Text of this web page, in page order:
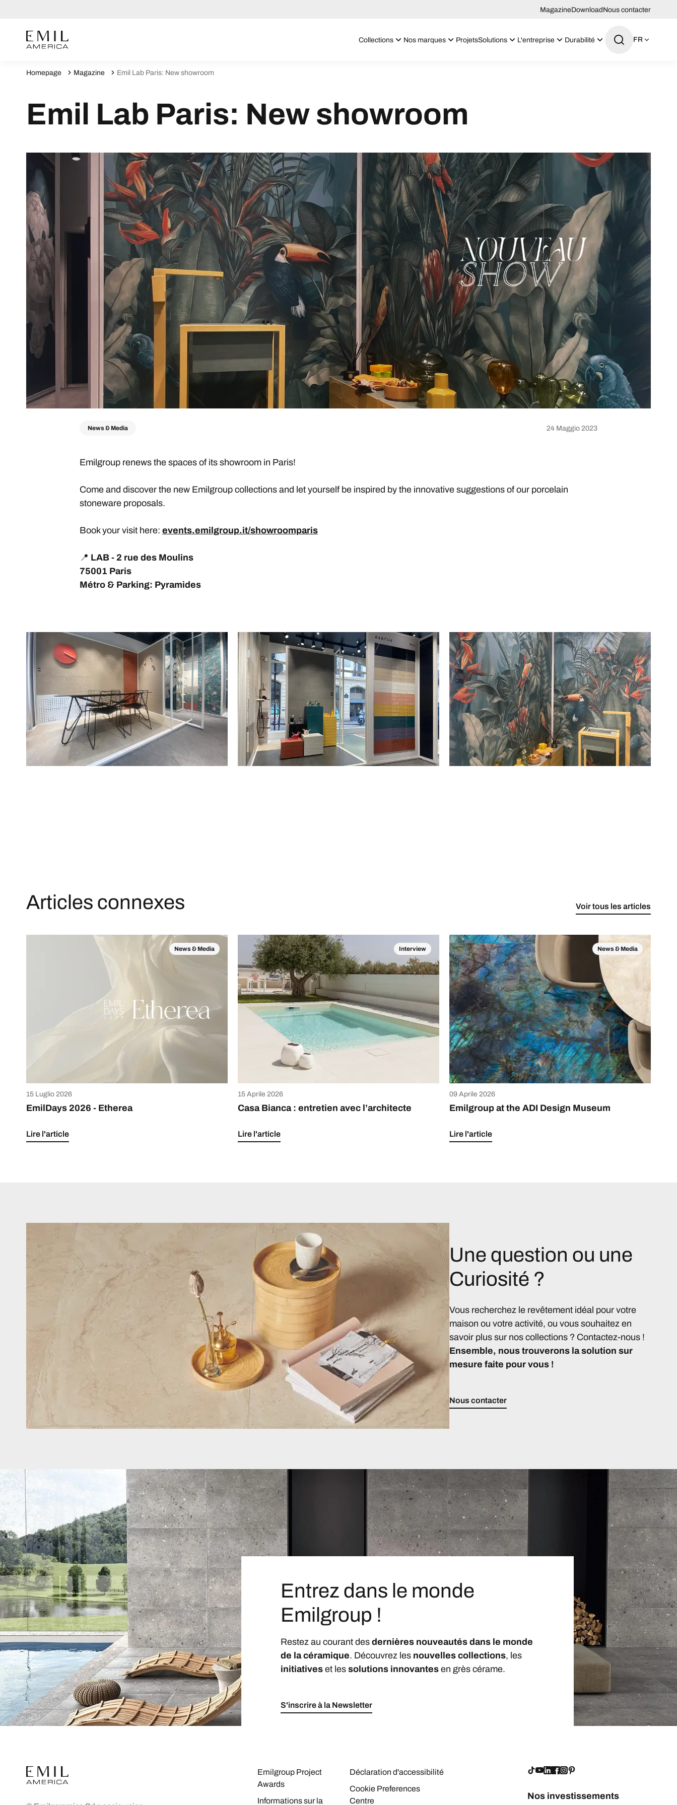
MagazineDownloadNous contacter
Collections Nos marques ProjetsSolutions L'entreprise Durabilité FR
Homepage Magazine Emil Lab Paris: New showroom
Emil Lab Paris: New showroom
News & Media 24 Maggio 2023
Emilgroup renews the spaces of its showroom in Paris!
Come and discover the new Emilgroup collections and let yourself be inspired by the innovative suggestions of our porcelain
stoneware proposals.
Book your visit here: events.emilgroup.it/showroomparis
📍 LAB - 2 rue des Moulins
75001 Paris
Métro & Parking: Pyramides
Articles connexes Voir tous les articles
News & Media
15 Luglio 2026
EmilDays 2026 - Etherea
Lire l'article
Interview
15 Aprile 2026
Casa Bianca : entretien avec l’architecte
Lire l'article
News & Media
09 Aprile 2026
Emilgroup at the ADI Design Museum
Lire l'article
Une question ou une
Curiosité ?
Vous recherchez le revêtement idéal pour votre
maison ou votre activité, ou vous souhaitez en
savoir plus sur nos collections ? Contactez-nous !
Ensemble, nous trouverons la solution sur
mesure faite pour vous !
Nous contacter
Entrez dans le monde
Emilgroup !
Restez au courant des dernières nouveautés dans le monde
de la céramique. Découvrez les nouvelles collections, les
initiativeset les solutions innovantesen grès cérame.
S'inscrire à la Newsletter
Emilgroup Project
Awards
Informations sur la
Déclaration d'accessibilité
Cookie Preferences
Centre
Nos investissements